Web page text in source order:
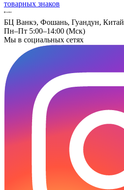
товарных знаков
БЦ Ванкэ, Фошань, Гуандун, Китай
Пн–Пт 5:00–14:00 (Мск)
Мы в социальных сетях